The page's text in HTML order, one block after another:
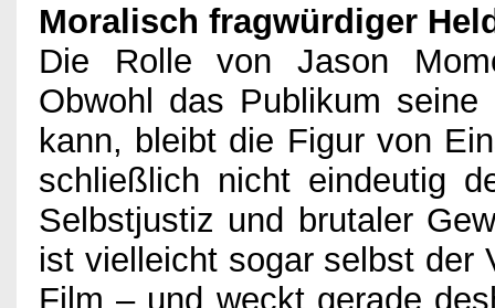
Moralisch fragwürdiger
Die Rolle von Jason
Obwohl das Publikum
kann, bleibt die Figur von
schließlich nicht eindeutig
Selbstjustiz und brutaler
ist vielleicht sogar selbst der
Film – und weckt gerade